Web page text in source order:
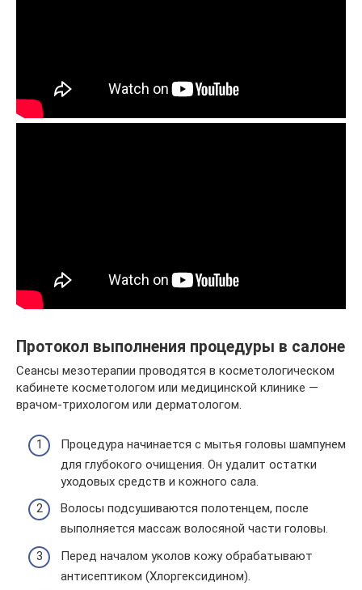
Протокол выполнения процедуры в салоне
Сеансы мезотерапии проводятся в косметологическом
кабинете косметологом или медицинской клинике —
врачом-трихологом или дерматологом.
Процедура начинается с мытья головы шампунем
для глубокого очищения. Он удалит остатки
уходовых средств и кожного сала.
Волосы подсушиваются полотенцем, после
выполняется массаж волосяной части головы.
Перед началом уколов кожу обрабатывают
антисептиком (Хлоргексидином).